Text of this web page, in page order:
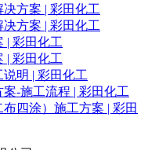
方案 | 彩田化工
方案 | 彩田化工
| 彩田化工
| 彩田化工
明 | 彩田化工
-施工流程 | 彩田化工
四涂）施工方案 | 彩田